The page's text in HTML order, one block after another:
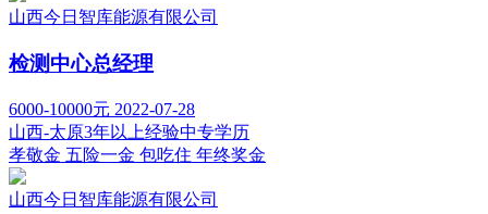
山西今日智库能源有限公司
检测中心总经理
6000-10000元 2022-07-28
山西-太原3年以上经验中专学历
孝敬金 五险一金 包吃住 年终奖金
山西今日智库能源有限公司